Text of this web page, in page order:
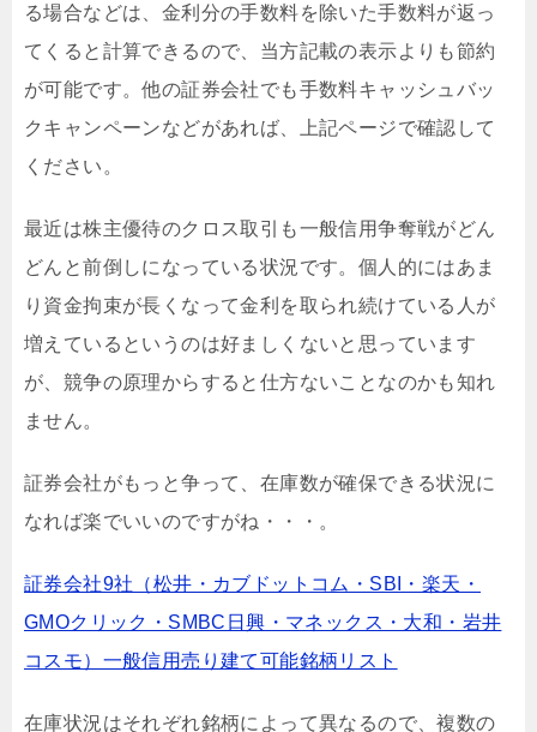
る場合などは、金利分の手数料を除いた手数料が返っ
てくると計算できるので、当方記載の表示よりも節約
が可能です。他の証券会社でも手数料キャッシュバッ
クキャンペーンなどがあれば、上記ページで確認して
ください。
最近は株主優待のクロス取引も一般信用争奪戦がどん
どんと前倒しになっている状況です。個人的にはあま
り資金拘束が長くなって金利を取られ続けている人が
増えているというのは好ましくないと思っています
が、競争の原理からすると仕方ないことなのかも知れ
ません。
証券会社がもっと争って、在庫数が確保できる状況に
なれば楽でいいのですがね・・・。
証券会社9社（松井・カブドットコム・SBI・楽天・
GMOクリック・SMBC日興・マネックス・大和・岩井
コスモ）一般信用売り建て可能銘柄リスト
在庫状況はそれぞれ銘柄によって異なるので、複数の